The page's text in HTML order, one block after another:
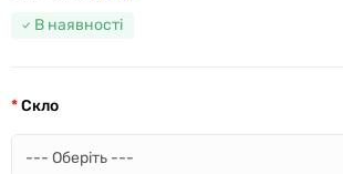
В наявності
Скло